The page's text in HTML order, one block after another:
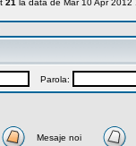
21 la data de Mar 10 Apr 2012
Parola:
Mesaje noi